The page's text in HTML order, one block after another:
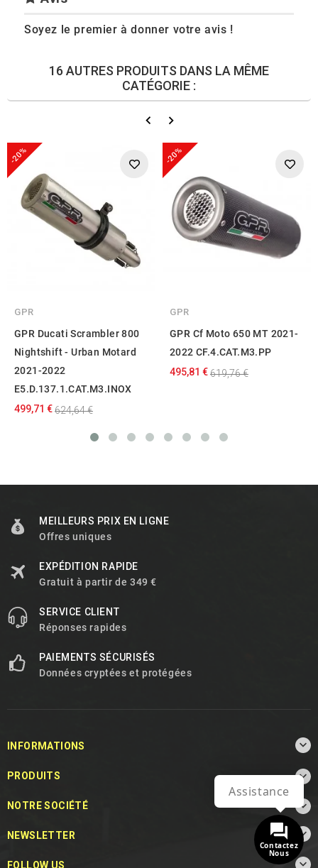
Soyez le premier à donner votre avis !
16 AUTRES PRODUITS DANS LA MÊME
CATÉGORIE :
-20%
GPR
GPR Ducati Scrambler 800
Nightshift - Urban Motard
2021-2022
E5.D.137.1.CAT.M3.INOX
499,71 €624,64 €
-20%
GPR
GPR Cf Moto 650 MT 2021-
2022 CF.4.CAT.M3.PP
495,81 €619,76 €
MEILLEURS PRIX EN LIGNE
Offres uniques
EXPÉDITION RAPIDE
Gratuit à partir de 349 €
SERVICE CLIENT
Réponses rapides
PAIEMENTS SÉCURISÉS
Données cryptées et protégées
INFORMATIONS 
PRODUITS 
NOTRE SOCIÉTÉ 
NEWSLETTER 
FOLLOW US 
Contactez
Nous
Assistance